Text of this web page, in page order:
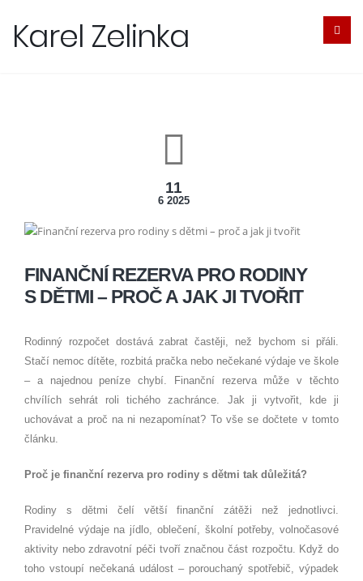
Karel Zelinka
11
6 2025
FINANČNÍ REZERVA PRO RODINY
S DĚTMI – PROČ A JAK JI TVOŘIT
Rodinný rozpočet dostává zabrat častěji, než bychom si přáli.
Stačí nemoc dítěte, rozbitá pračka nebo nečekané výdaje ve škole
– a najednou peníze chybí. Finanční rezerva může v těchto
chvílích sehrát roli tichého zachránce. Jak ji vytvořit, kde ji
uchovávat a proč na ni nezapomínat? To vše se dočtete v tomto
článku.
Proč je finanční rezerva pro rodiny s dětmi tak důležitá?
Rodiny s dětmi čelí větší finanční zátěži než jednotlivci.
Pravidelné výdaje na jídlo, oblečení, školní potřeby, volnočasové
aktivity nebo zdravotní péči tvoří značnou část rozpočtu. Když do
toho vstoupí nečekaná událost – porouchaný spotřebič, výpadek